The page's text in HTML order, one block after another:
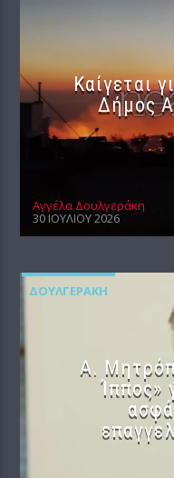
Καίγεται
Δήμος
Αγγέλα Δουλγεράκη
30 ΙΟΥΛΊΟΥ 2026
ΔΟΥΛΓΕΡΆΚΗ
Α.
Ίππος»